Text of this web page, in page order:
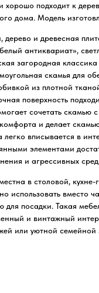
хорошо подходит к
дома. Модель
и древесная
антиквариат»,
загородная
скамья для
из плотной
поверхность
сочетать
и делает
легко вписывается в
элементами
и агрессивных
в столовой,
использовать вместо
для посадки. Такая
и винтажный
или уютной семейной